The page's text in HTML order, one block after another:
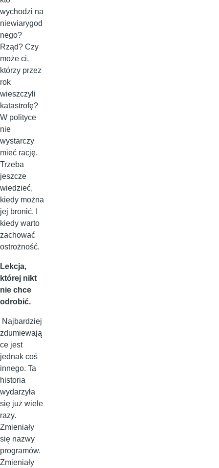
wychodzi na
niewiarygod
nego?
Rząd? Czy
może ci,
którzy przez
rok
wieszczyli
katastrofę?
W polityce
nie
wystarczy
mieć rację.
Trzeba
jeszcze
wiedzieć,
kiedy można
jej bronić. I
kiedy warto
zachować
ostrożność.
Lekcja,
której nikt
nie chce
odrobić.
Najbardziej
zdumiewają
ce jest
jednak coś
innego. Ta
historia
wydarzyła
się już wiele
razy.
Zmieniały
się nazwy
programów.
Zmieniały